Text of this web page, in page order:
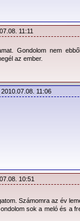
11:11
Gondolom nem
az ember.
11:06
10:51
Számomra az év
sok a meló és a